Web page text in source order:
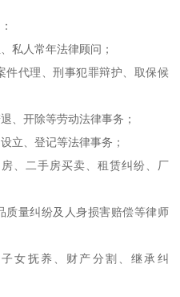
私人常年法律顾问；
件代理、刑事犯罪辩护、取保候
退、开除等劳动法律事务；
设立、登记等法律事务；
、二手房买卖、租赁纠纷、厂
质量纠纷及人身损害赔偿等律师
女抚养、财产分割、继承纠